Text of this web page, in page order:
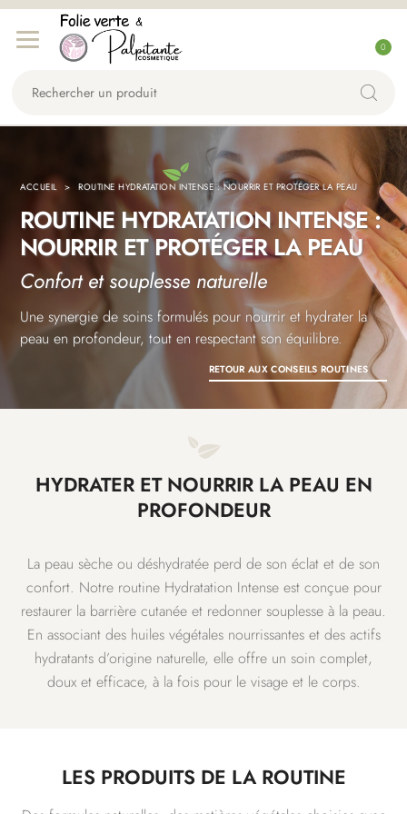
navigation
produit...
C
o
e
i
o
n
0
ACCUEIL ROUTINE HYDRATATION INTENSE : NOURRIR ET PROTÉGER LA PEAU
ROUTINE HYDRATATION INTENSE :
NOURRIR ET PROTÉGER LA PEAU
Confort et souplesse naturelle
Une synergie de soins formulés pour nourrir et hydrater la
peau en profondeur, tout en respectant son équilibre.
RETOUR AUX CONSEILS ROUTINES
HYDRATER ET NOURRIR LA PEAU EN
PROFONDEUR
La peau sèche ou déshydratée perd de son éclat et de son
confort. Notre routine Hydratation Intense est conçue pour
restaurer la barrière cutanée et redonner souplesse à la peau.
En associant des huiles végétales nourrissantes et des actifs
hydratants d’origine naturelle, elle offre un soin complet,
doux et efficace, à la fois pour le visage et le corps.
LES PRODUITS DE LA ROUTINE